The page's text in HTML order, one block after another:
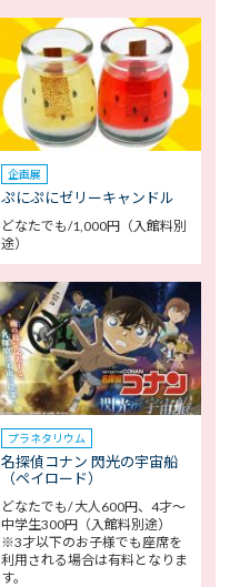
企画展
ぷにぷにゼリーキャンドル
どなたでも/1,000円（入館料別
途）
プラネタリウム
名探偵コナン 閃光の宇宙船
（ペイロード）
どなたでも/ 大人600円、4才～
中学生300円（入館料別途）
※3才以下のお子様でも座席を
利用される場合は有料となりま
す。